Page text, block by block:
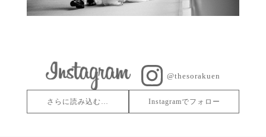
@thesorakuen
さらに読み込む… Instagramでフォロー